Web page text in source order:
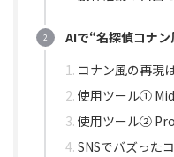
AIで“名探偵コナ
コナン風の再現
使用ツール①
使用ツール②
SNSでバズった